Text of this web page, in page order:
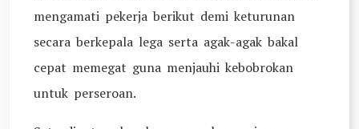
mengamati pekerja berikut demi keturunan
secara berkepala lega serta agak-agak bakal
cepat memegat guna menjauhi kebobrokan
untuk perseroan.